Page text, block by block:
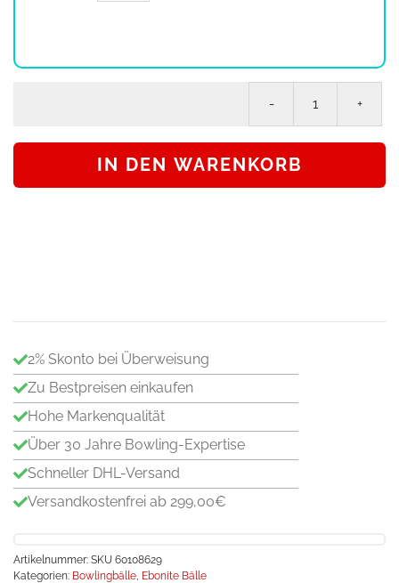
IN DEN WARENKORB
2% Skonto bei Überweisung
Zu Bestpreisen einkaufen
Hohe Markenqualität
Über 30 Jahre Bowling-Expertise
Schneller DHL-Versand
Versandkostenfrei ab 299,00€
Artikelnummer: SKU 60108629
Kategorien: Bowlingbälle Ebonite Bälle